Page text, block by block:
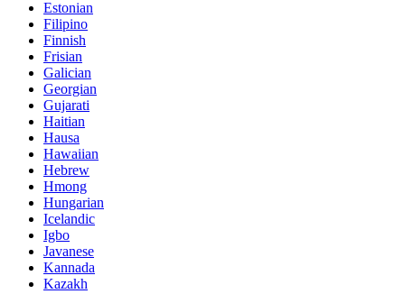
Estonian
Filipino
Finnish
Frisian
Galician
Georgian
Gujarati
Haitian
Hausa
Hawaiian
Hebrew
Hmong
Hungarian
Icelandic
Igbo
Javanese
Kannada
Kazakh